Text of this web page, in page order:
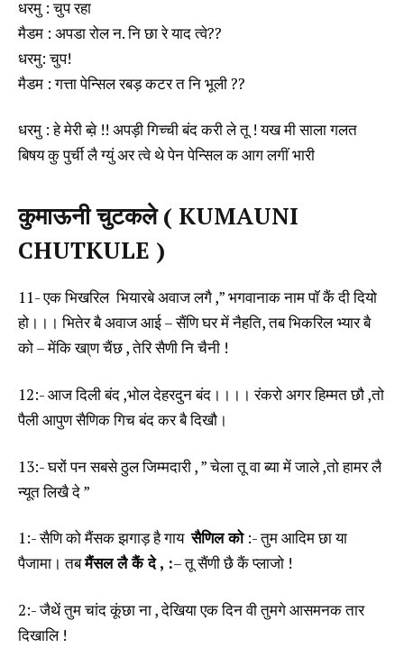
धरमु : चुप रहा
मैडम : अपडा रोल न. नि छा रे याद त्वे??
धरमु: चुप!
मैडम : गत्ता पेन्सिल रबड़ कटर त नि भूली ??
धरमु : हे मेरी ब्व़े !! अपड़ी गिच्ची बंद करी ले तू ! यख मी साला गलत
बिषय कु पुर्ची लै ग्युं अर त्वे थे पेन पेन्सिल क आग लगीं भारी
कुमाऊनी चुटकले ( KUMAUNI
CHUTKULE )
11- एक भिखरिल भियारबे अवाज लगै ,” भगवानाक नाम पाॅ कैं दी दियो
हो।।। भितेर बै अवाज आई – सैंणि घर में नैहति, तब भिकरिल भ्यार बै
को – मेंकि खा्ण चैंछ , तेरि सैणी नि चैनी !
12:- आज दिली बंद ,भोल देहरदुन बंद।।।। रंकरो अगर हिम्मत छौ ,तो
पैली आपुण सैणिक गिच बंद कर बै दिखौ।
13:- घरों पन सबसे ठुल जिम्मदारी , ” चेला तू वा ब्या में जाले ,तो हामर लै
न्यूत लिखै दे ”
1:- सैणि को मैंसक झगाड़ है गायसैणिल को:- तुम आदिम छा या
पैजामा। तबमैंसल लै कैं दे , :– तू सैंणी छै कैं प्लाजो !
2:- जैथें तुम चांद कूंछा ना , देखिया एक दिन वी तुमगे आसमनक तार
दिखालि !